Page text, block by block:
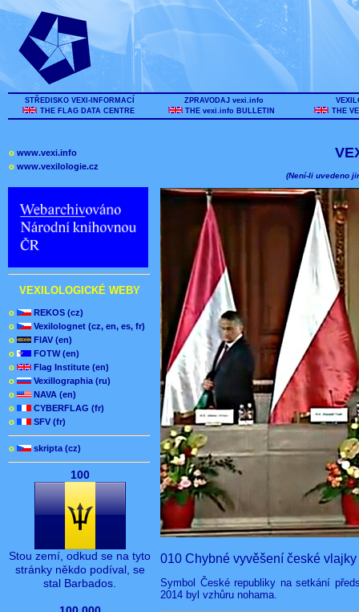
STŘEDISKO VEXI-INFORMACÍ
THE FLAG DATA CENTRE
ZPRAVODAJ vexi.info
THE vexi.info BULLETIN
THE
o www.vexi.info
o www.vexilologie.cz
VEXILOLOGICKÉ WEBY
o
REKOS (cz)
o
Vexilolognet (cz, en, es, fr)
o
FIAV (en)
o
FOTW (en)
o
Flag Institute (en)
o
Vexillographia (ru)
o
NAVA (en)
o
CYBERFLAG (fr)
o
SFV (fr)
o skripta (cz)
100
Stou zemí, odkud se na tyto
stránky někdo podíval, se
stal Barbados.
(Není-li uvedeno
010 Chybné vyvěšení české vlajky
Symbol České republiky na setkání
2014 byl vzhůru nohama.